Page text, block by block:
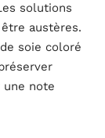
solutions
austères.
soie coloré
une note